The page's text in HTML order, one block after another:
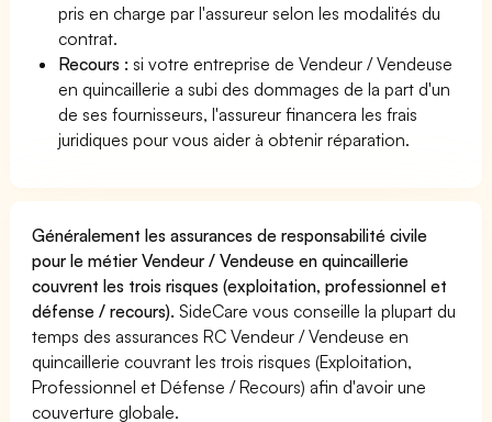
pris en charge par l'assureur selon les modalités du
contrat.
Recours : si votre entreprise de Vendeur / Vendeuse
en quincaillerie a subi des dommages de la part d'un
de ses fournisseurs, l'assureur financera les frais
juridiques pour vous aider à obtenir réparation.
Généralement les assurances de responsabilité civile
pour le métier Vendeur / Vendeuse en quincaillerie
couvrent les trois risques (exploitation, professionnel et
défense / recours). SideCare vous conseille la plupart du
temps des assurances RC Vendeur / Vendeuse en
quincaillerie couvrant les trois risques (Exploitation,
Professionnel et Défense / Recours) afin d'avoir une
couverture globale.